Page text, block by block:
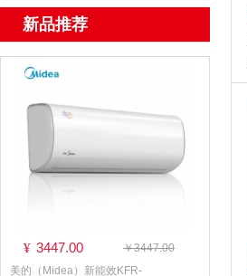
新品推荐
¥ 3447.00
￥3447.00
美的（Midea）新能效KFR-